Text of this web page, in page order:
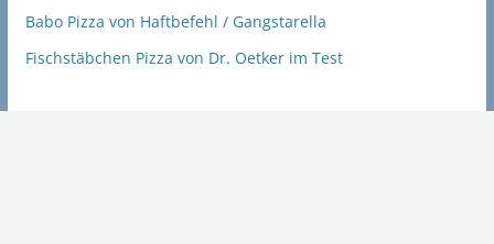
Babo Pizza von Haftbefehl / Gangstarella
Fischstäbchen Pizza von Dr. Oetker im Test